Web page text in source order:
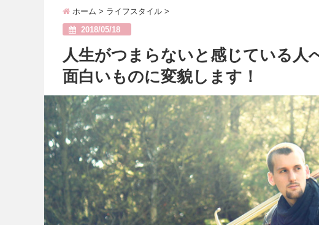
ホーム > ライフスタイル >
2018/05/18
人生がつまらないと感じている人
面白いものに変貌します！